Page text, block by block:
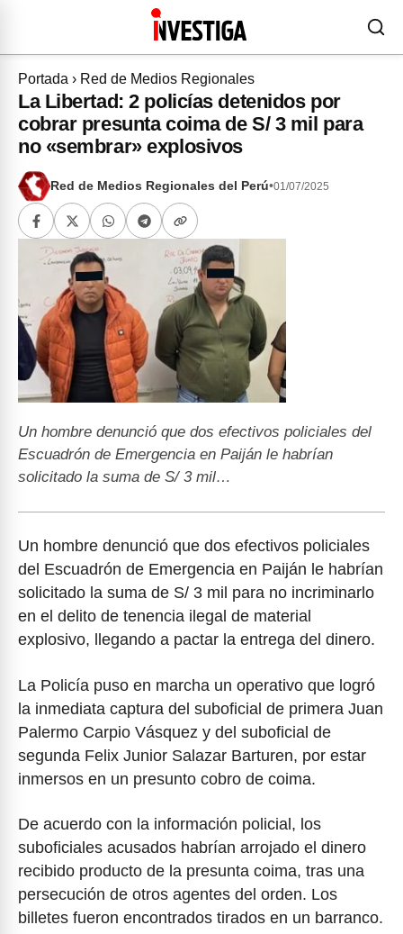
Portada › Red de Medios Regionales
La Libertad: 2 policías detenidos por
cobrar presunta coima de S/ 3 mil para
no «sembrar» explosivos
Red de Medios Regionales del Perú•01/07/2025
Un hombre denunció que dos efectivos policiales del
Escuadrón de Emergencia en Paiján le habrían
solicitado la suma de S/ 3 mil…
Un hombre denunció que dos efectivos policiales
del Escuadrón de Emergencia en Paiján le habrían
solicitado la suma de S/ 3 mil para no incriminarlo
en el delito de tenencia ilegal de material
explosivo, llegando a pactar la entrega del dinero.
La Policía puso en marcha un operativo que logró
la inmediata captura del suboficial de primera Juan
Palermo Carpio Vásquez y del suboficial de
segunda Felix Junior Salazar Barturen, por estar
inmersos en un presunto cobro de coima.
De acuerdo con la información policial, los
suboficiales acusados habrían arrojado el dinero
recibido producto de la presunta coima, tras una
persecución de otros agentes del orden. Los
billetes fueron encontrados tirados en un barranco.